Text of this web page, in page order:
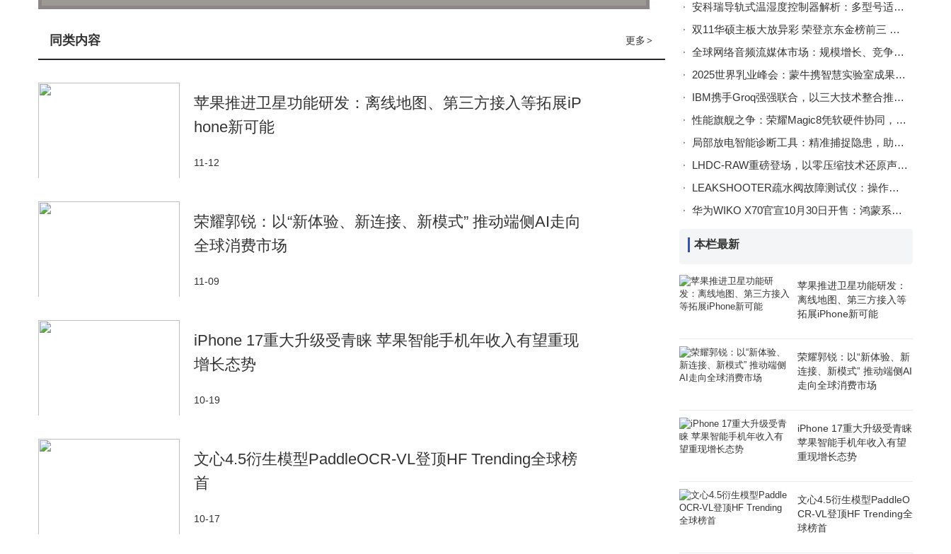
更多 >
同类内容
苹果推进卫星功能研发：离线地图、第三方接入等拓展iP
hone新可能
11-12
荣耀郭锐：以“新体验、新连接、新模式” 推动端侧AI走向
全球消费市场
11-09
iPhone 17重大升级受青睐 苹果智能手机年收入有望重现
增长态势
10-19
文心4.5衍生模型PaddleOCR-VL登顶HF Trending全球榜
首
10-17
安科瑞导轨式温湿度控制器解析：多型号适配，功能多样精准控温湿
双11华硕主板大放异彩 荣登京东金榜前三 热门型号优惠抢购中
全球网络音频流媒体市场：规模增长、竞争格局与发展新机遇
2025世界乳业峰会：蒙牛携智慧实验室成果亮相，赋能全球乳业数智转型
IBM携手Groq强强联合，以三大技术整合推动企业级AI高效落地
性能旗舰之争：荣耀Magic8凭软硬件协同，成今年旗舰机优选答案
局部放电智能诊断工具：精准捕捉隐患，助力电力系统安全稳定运行
LHDC-RAW重磅登场，以零压缩技术还原声音本真魅力
LEAKSHOOTER疏水阀故障测试仪：操作便捷检测准，功能多样适应广
华为WIKO X70官宣10月30日开售：鸿蒙系统+北斗卫星，轻薄大电池或成亮点
本栏最新
苹果推进卫星功能研发：
离线地图、第三方接入等
拓展iPhone新可能
荣耀郭锐：以“新体验、新
连接、新模式” 推动端侧AI
走向全球消费市场
iPhone 17重大升级受青睐
苹果智能手机年收入有望
重现增长态势
文心4.5衍生模型PaddleO
CR-VL登顶HF Trending全
球榜首